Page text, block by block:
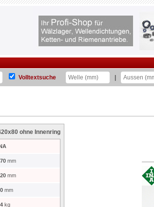
Volltextsuche
ohne Innenring
mm
mm
mm
kg